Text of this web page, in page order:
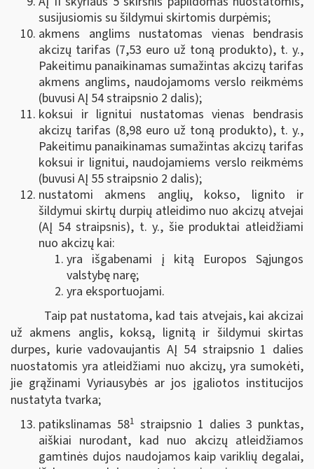
susijusiomis su šildymui skirtomis durpėmis;
akmens anglims nustatomas vienas bendrasis
akcizų tarifas (7,53 euro už toną produkto), t. y.,
Pakeitimu panaikinamas sumažintas akcizų tarifas
akmens anglims, naudojamoms verslo reikmėms
(buvusi AĮ 54 straipsnio 2 dalis);
koksui ir lignitui nustatomas vienas bendrasis
akcizų tarifas (8,98 euro už toną produkto), t. y.,
Pakeitimu panaikinamas sumažintas akcizų tarifas
koksui ir lignitui, naudojamiems verslo reikmėms
(buvusi AĮ 55 straipsnio 2 dalis);
nustatomi akmens anglių, kokso, lignito ir
šildymui skirtų durpių atleidimo nuo akcizų atvejai
(AĮ 54 straipsnis), t. y., šie produktai atleidžiami
nuo akcizų kai:
yra išgabenami į kitą Europos Sąjungos
valstybę narę;
yra eksportuojami.
Taip pat nustatoma, kad tais atvejais, kai akcizai
už akmens anglis, koksą, lignitą ir šildymui skirtas
durpes, kurie vadovaujantis AĮ 54 straipsnio 1 dalies
nuostatomis yra atleidžiami nuo akcizų, yra sumokėti,
jie grąžinami Vyriausybės ar jos įgaliotos institucijos
nustatyta tvarka;
patikslinamas 581 straipsnio 1 dalies 3 punktas,
aiškiai nurodant, kad nuo akcizų atleidžiamos
gamtinės dujos naudojamos kaip variklių degalai,